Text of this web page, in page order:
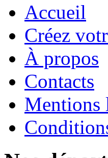
Accueil
Créez
À propos
Contacts
Mentions